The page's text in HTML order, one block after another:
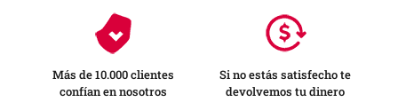
Más de 10.000 clientes
confían en nosotros
Si no estás satisfecho te
devolvemos tu dinero